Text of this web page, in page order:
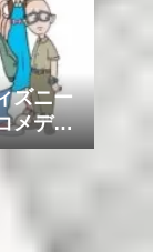
ズニー
メデ